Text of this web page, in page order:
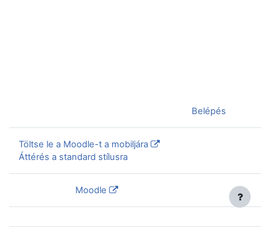
Belépés
Töltse le a Moodle-t a mobiljára
Áttérés a standard stílusra
Moodle